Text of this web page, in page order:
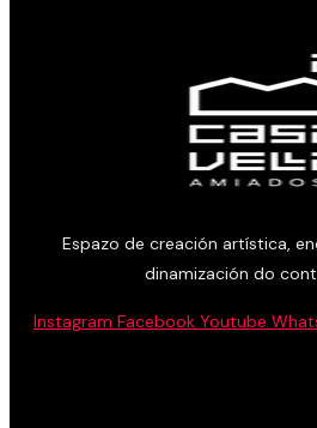
Espazo de creación artística,
dinamización do
Instagram Facebook Youtube